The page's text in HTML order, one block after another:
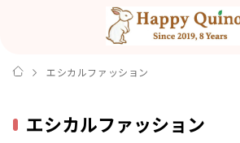
エシカルファッション
エシカルファッション